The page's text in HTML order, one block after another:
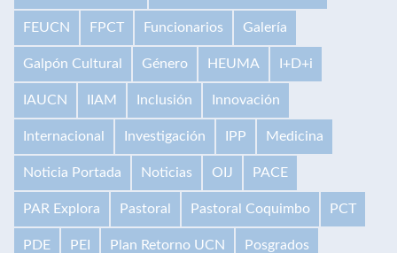
FEUCN FPCT Funcionarios Galería
Galpón Cultural Género HEUMA I+D+i
IAUCN IIAM Inclusión Innovación
Internacional Investigación IPP Medicina
Noticia Portada Noticias OIJ PACE
PAR Explora Pastoral Pastoral Coquimbo PCT
PDE PEI Plan Retorno UCN Posgrados